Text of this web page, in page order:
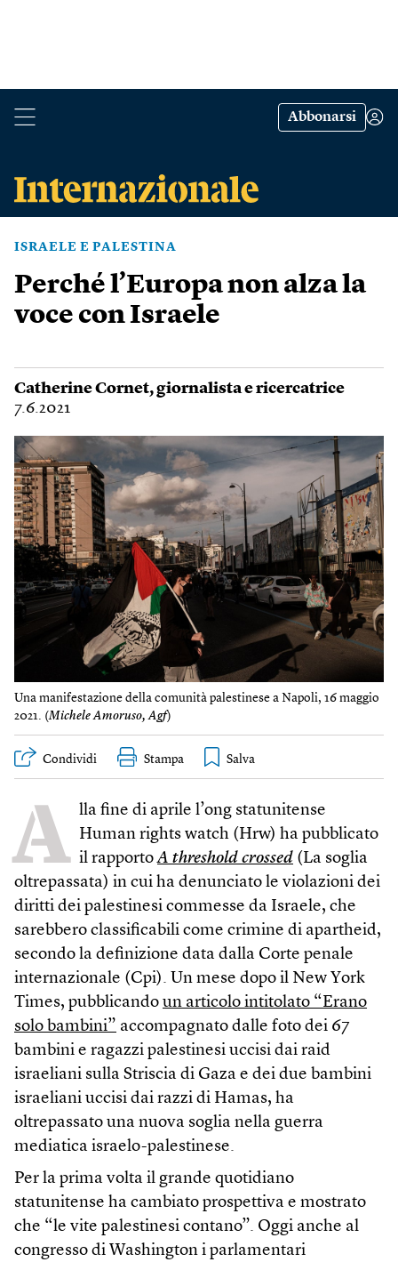
Abbonarsi
ISRAELE E PALESTINA
Perché l’Europa non alza la
voce con Israele
Catherine Cornet, giornalista e ricercatrice
7.6.2021
Una manifestazione della comunità palestinese a Napoli, 16 maggio
2021. (Michele Amoruso, Agf)
Condividi Stampa
A lla fine di aprile l’ong statunitense
Human rights watch (Hrw) ha pubblicato
il rapportoA threshold crossed (La soglia
oltrepassata) in cui ha denunciato le violazioni dei
diritti dei palestinesi commesse da Israele, che
sarebbero classificabili come crimine di apartheid,
secondo la definizione data dalla Corte penale
internazionale (Cpi). Un mese dopo il New York
Times, pubblicando un articolo intitolato “Erano
solo bambini” accompagnato dalle foto dei 67
bambini e ragazzi palestinesi uccisi dai raid
israeliani sulla Striscia di Gaza e dei due bambini
israeliani uccisi dai razzi di Hamas, ha
oltrepassato una nuova soglia nella guerra
mediatica israelo-palestinese.
Per la prima volta il grande quotidiano
statunitense ha cambiato prospettiva e mostrato
che “le vite palestinesi contano”. Oggi anche al
congresso di Washington i parlamentari